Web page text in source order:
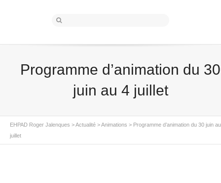
Programme d’animation du 30
juin au 4 juillet
EHPAD Roger Jalenques >Actualité >Animations > Programme d’animation du 30 juin
juillet